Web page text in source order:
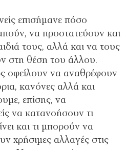
επισήμανε πόσο
να προστατεύουν και
τους, αλλά και να τους
στη θέση του άλλου.
οφείλουν να αναθρέφουν
κανόνες αλλά και
επίσης, να
να κατανοήσουν τι
και τι μπορούν να
χρήσιμες αλλαγές στις